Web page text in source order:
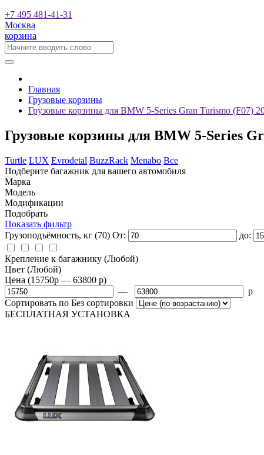
+7 495 481-41-31
Москва
корзина
Главная
Грузовые корзины
Грузовые корзины для BMW 5-Series Gran Turismo (F07)
Грузовые корзины для BMW 5-Series
Turtle LUX Evrodetal BuzzRack Menabo Все
Подберите багажник для вашего автомобиля
Марка
Модель
Модификации
Подобрать
Показать фильтр
Грузоподъёмность, кг (70) От: до:
Крепление к багажнику (Любой)
Цвет (Любой)
Цена (15750p — 63800 p)
—
p
Сортировать по Без сортировки
БЕСПЛАТНАЯ УСТАНОВКА